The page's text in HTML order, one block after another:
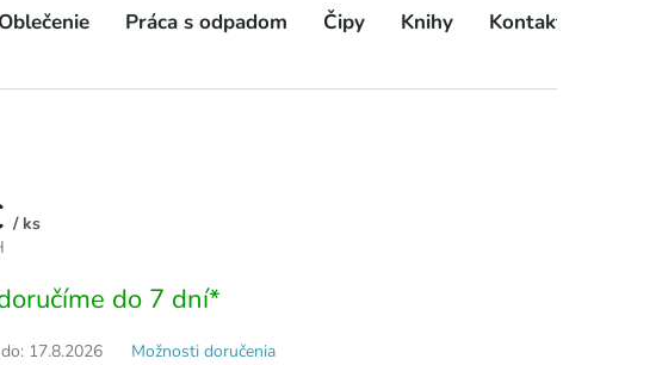
Oblečenie Práca s odpadom Čipy Knihy Kontakty
/ ks
do 7 dní*
17.8.2026 Možnosti doručenia